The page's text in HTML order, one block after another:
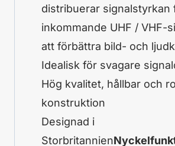
distribuerar signalstyrkan
inkommande UHF / VHF-
att förbättra bild- och
Idealisk för svagare
Hög kvalitet, hållbar och
konstruktion
Designad i
Storbritannien